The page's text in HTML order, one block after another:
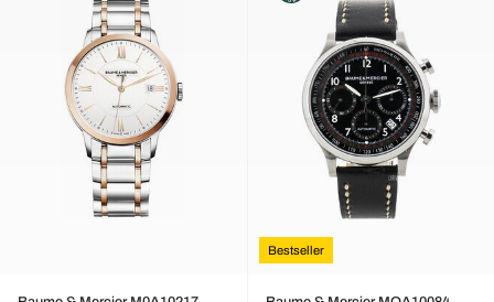
Bestseller